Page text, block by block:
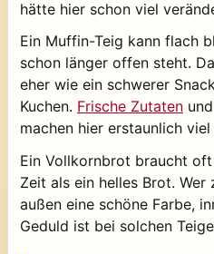
hätte hier schon viel
Ein Muffin-Teig kann flach
schon länger offen steht.
eher wie ein schwerer
Kuchen. Frische Zutaten
machen hier erstaunlich viel
Ein Vollkornbrot braucht
Zeit als ein helles Brot.
außen eine schöne Farbe,
Geduld ist bei solchen